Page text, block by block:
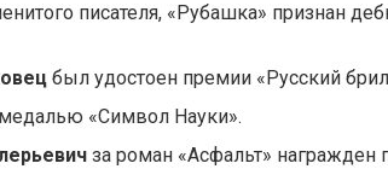
писателя, «Рубашка» признан
был удостоен премии «Русский
«Символ Науки».
за роман «Асфальт» награжден